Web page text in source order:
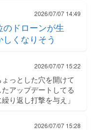
2026/07/07 14:49
ドローンが生
くなりそう
2026/07/07 15:22
っとした穴を開けて
アップデートしてる
り返し打撃を与え」
2026/07/07 15:28